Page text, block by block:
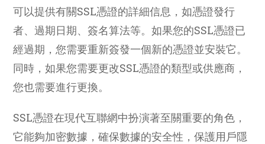
可以提供有關SSL憑證的詳細信息，如憑證發行
者、過期日期、簽名算法等。如果您的SSL憑證已
經過期，您需要重新簽發一個新的憑證並安裝它。
同時，如果您需要更改SSL憑證的類型或供應商，
您也需要進行更換。
SSL憑證在現代互聯網中扮演著至關重要的角色，
它能夠加密數據，確保數據的安全性，保護用戶隱